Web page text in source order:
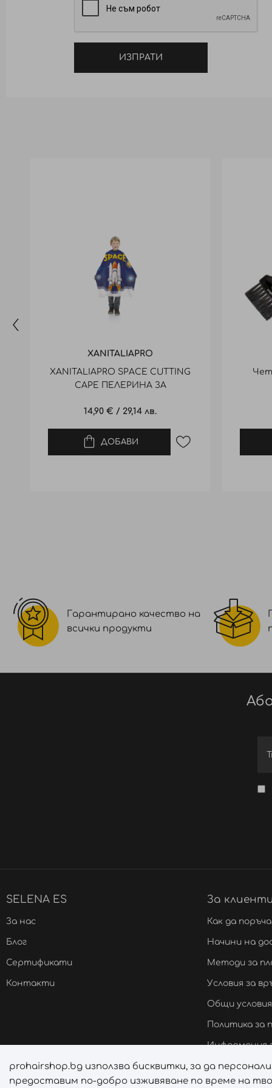
ИЗПРАТИ
XANITALIAPRO
XANITALIAPRO SPACE CUTTING
CAPE ПЕЛЕРИНА ЗА
14,90 € / 29,14 лв.
ДОБАВИ
Гарантирано качество на
всички продукти
SELENA ES
За нас
Блог
Сертификати
Контакти
За клиенти
Как да
Начини на
Методи за
Условия за
Общи условия
Политика за
Информация
Онлайн
prohairshop.bg използва бисквитки, за да
предоставим по-добро изживяване по време на